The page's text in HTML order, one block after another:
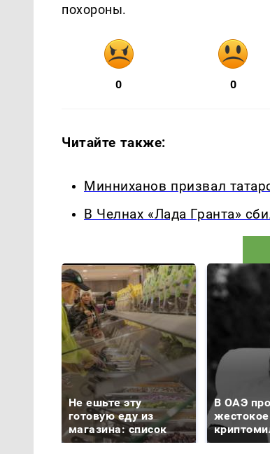
похороны.
0 0
Читайте также:
Минниханов призвал
В Челнах «Лада Гранта»
Не ешьте эту
готовую еду из
магазина: список
В ОАЭ